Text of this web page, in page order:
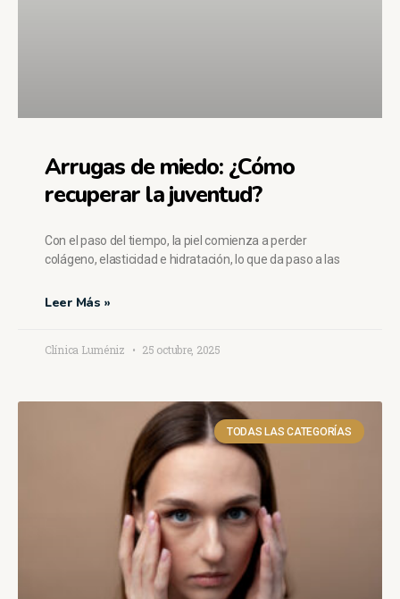
Arrugas de miedo: ¿Cómo
recuperar la juventud?
Con el paso del tiempo, la piel comienza a perder
colágeno, elasticidad e hidratación, lo que da paso a las
Leer Más »
Clínica Luméniz 25 octubre, 2025
TODAS LAS CATEGORÍAS